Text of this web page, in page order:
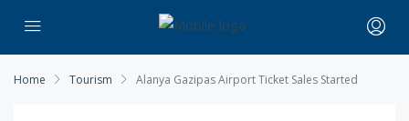
Home Tourism Alanya Gazipas Airport Ticket Sales Started